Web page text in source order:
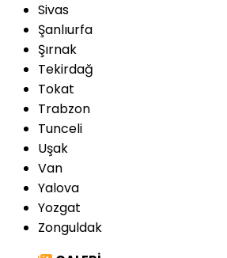
Sivas
Şanlıurfa
Şırnak
Tekirdağ
Tokat
Trabzon
Tunceli
Uşak
Van
Yalova
Yozgat
Zonguldak